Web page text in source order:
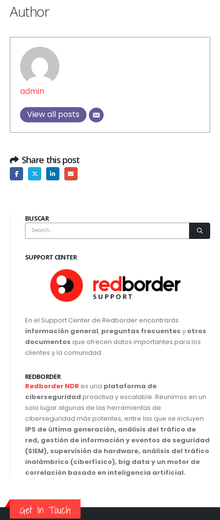
Author
admin
View all posts
Share this post
BUSCAR
SUPPORT CENTER
En el Support Center de Redborder encontrarás
información general, preguntas frecuentes y otros
documentos que ofrecen datos importantes para los
clientes y la comunidad.
REDBORDER
Redborder NDR es una plataforma de
ciberseguridad proactiva y escalable. Reunimos en un
solo lugar algunas de las herramientas de
ciberseguridad más potentes, entre las que se incluyen
IPS de última generación, análisis del tráfico de
red, gestión de información y eventos de seguridad
(SIEM), supervisión de hardware, análisis del tráfico
inalámbrico (ciberfísico), big data y un motor de
correlación basado en inteligencia artificial.
Get In Touch